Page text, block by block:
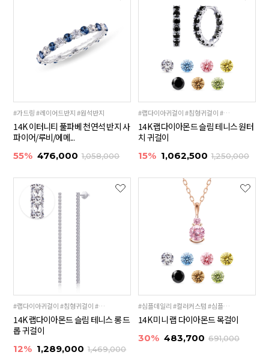
#가드링 #레이어드반지 #원석반지
14K 이터니티 풀파베 천연석 반지 사
파이어/루비/에메...
55% 476,000 1,058,000
#랩다이아귀걸이 #침형귀걸이 #테니스귀걸이
14K 랩다이아몬드 슬림 테니스 원터
치 귀걸이
15% 1,062,500 1,250,000
#랩다이아귀걸이 #침형귀걸이 #테니스귀걸이
14K 랩다이아몬드 슬림 테니스 롱 드
롭 귀걸이
12% 1,289,000 1,469,000
#심플데일리 #컬러커스텀 #심플미니
14K 미니 랩 다이아몬드 목걸이
30% 483,700 691,000